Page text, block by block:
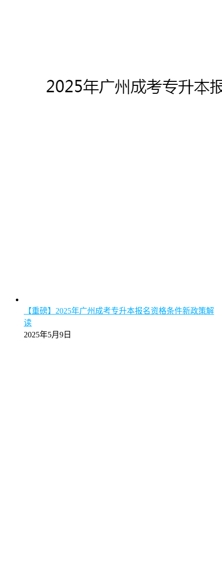
【重磅】2025年广州成考专升本报名资格条件新政策解
读
2025年5月9日